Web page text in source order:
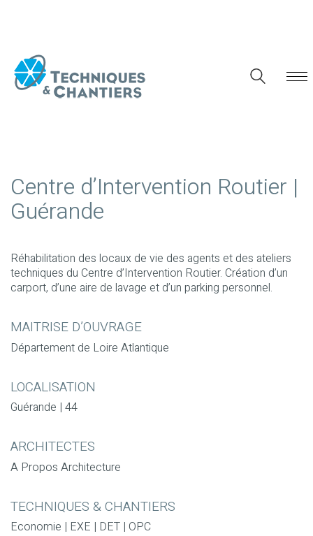
Centre d’Intervention Routier |
Guérande
Réhabilitation des locaux de vie des agents et des ateliers
techniques du Centre d’Intervention Routier. Création d’un
carport, d’une aire de lavage et d’un parking personnel.
MAITRISE D’OUVRAGE
Département de Loire Atlantique
LOCALISATION
Guérande | 44
ARCHITECTES
A Propos Architecture
TECHNIQUES & CHANTIERS
Economie | EXE | DET | OPC